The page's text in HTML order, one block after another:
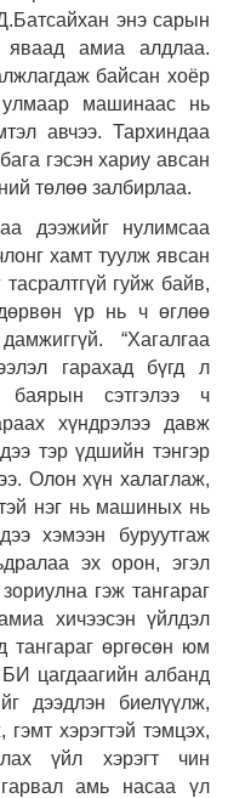
энэ сарын
яваад амиа алдлаа.
байсан хоёр
улмаар машинаас нь
авчээ. Тархиндаа
гэсэн хариу авсан
төлөө залбирлаа.
дээжийг нулимсаа
хамт туулж явсан
гуйж байв,
үр нь ч өглөө
“Хагалгаа
гарахад бүгд л
баярын сэтгэлээ ч
хүндрэлээ давж
тэр үдшийн тэнгэр
Олон хүн халаглаж,
нэг нь машиных нь
хэмээн буруутгаж
эх орон, эгэл
гэж тангараг
хичээсэн үйлдэл
тангараг өргөсөн юм
цагдаагийн албанд
дээдлэн биелүүлж,
хэрэгтэй тэмцэх,
үйл хэрэгт чин
амь насаа үл